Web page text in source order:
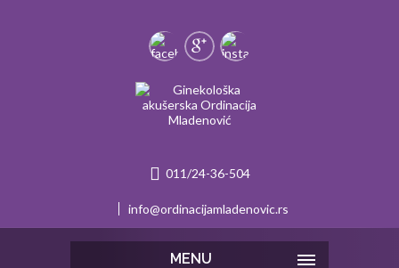
011/24-36-504
info@ordinacijamladenovic.rs
MENU